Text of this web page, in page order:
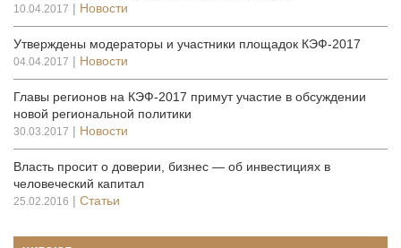
10.04.2017 | Новости
Утверждены модераторы и участники площадок КЭФ-2017
04.04.2017 | Новости
Главы регионов на КЭФ-2017 примут участие в обсуждении
новой региональной политики
30.03.2017 | Новости
Власть просит о доверии, бизнес — об инвестициях в
человеческий капитал
25.02.2016 | Статьи